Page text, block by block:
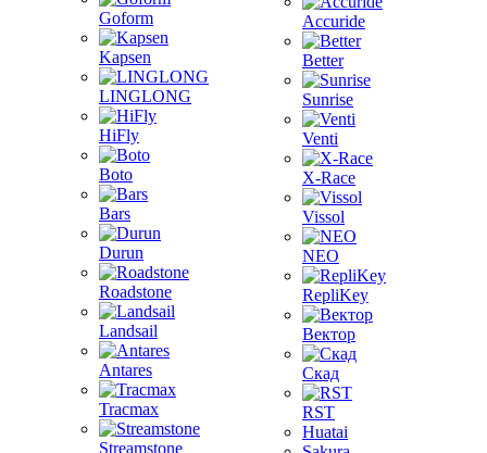
Goform
Kapsen
LINGLONG
HiFly
Boto
Bars
Durun
Roadstone
Landsail
Antares
Tracmax
Streamstone
Accuride
Better
Sunrise
Venti
X-Race
Vissol
NEO
RepliKey
Вектор
Скад
RST
Huatai